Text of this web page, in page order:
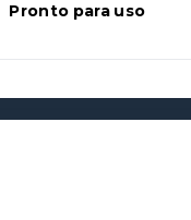
Pronto para uso